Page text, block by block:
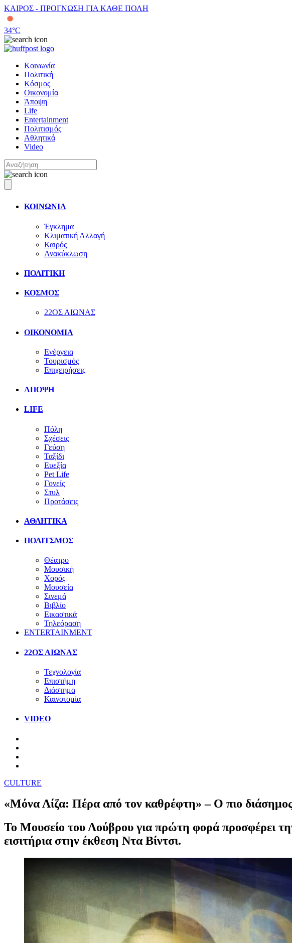
ΚΑΙΡΟΣ - ΠΡΟΓΝΩΣΗ ΓΙΑ ΚΑΘΕ ΠΟΛΗ
34°C
Κοινωνία
Πολιτική
Κόσμος
Οικονομία
Άποψη
Life
Entertainment
Πολιτισμός
Αθλητικά
Video
ΚΟΙΝΩΝΙΑ
Έγκλημα
Κλιματική Αλλαγή
Καιρός
Ανακύκλωση
ΠΟΛΙΤΙΚΗ
ΚΟΣΜΟΣ
22ΟΣ ΑΙΩΝΑΣ
ΟΙΚΟΝΟΜΙΑ
Ενέργεια
Τουρισμός
Επιχειρήσεις
ΑΠΟΨΗ
LIFE
Πόλη
Σχέσεις
Γεύση
Ταξίδι
Ευεξία
Pet Life
Γονείς
Στυλ
Προτάσεις
ΑΘΛΗΤΙΚΑ
ΠΟΛΙΤΣΜΟΣ
Θέατρο
Μουσική
Χορός
Μουσεία
Σινεμά
Βιβλίο
Εικαστικά
Τηλεόραση
ENTERTAINMENT
22ΟΣ ΑΙΩΝΑΣ
Τεχνολογία
Επιστήμη
Διάστημα
Καινοτομία
VIDEO
CULTURE
«Μόνα Λίζα: Πέρα από τον καθρέφτη» – Ο πιο
Το Μουσείο του Λούβρου για πρώτη φορά προσφέρει
εισιτήρια στην έκθεση Ντα Βίντσι.